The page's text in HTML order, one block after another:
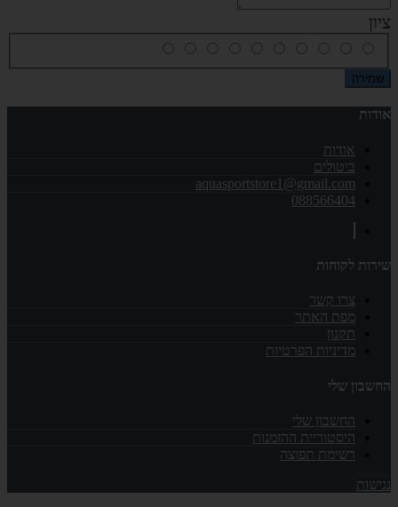
ציון
שמירה
אודות
אודות
ביטולים
aquasportstore1@gmail.com
088566404
שירות לקוחות
צרו קשר
מפת האתר
תקנון
מדיניות הפרטיות
החשבון שלי
החשבון שלי
היסטוריית ההזמנות
רשימת תפוצה
נגישות